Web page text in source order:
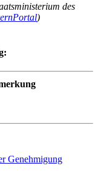
des
)
Genehmigung